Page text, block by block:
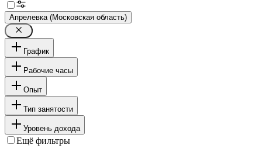
Апрелевка (Московская область)
График
Рабочие часы
Опыт
Тип занятости
Уровень дохода
Ещё фильтры